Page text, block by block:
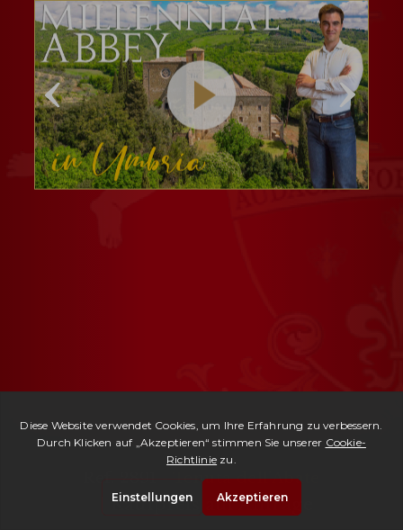
Tenuta dell'Abate
| Kaufpreis auf Anfrage